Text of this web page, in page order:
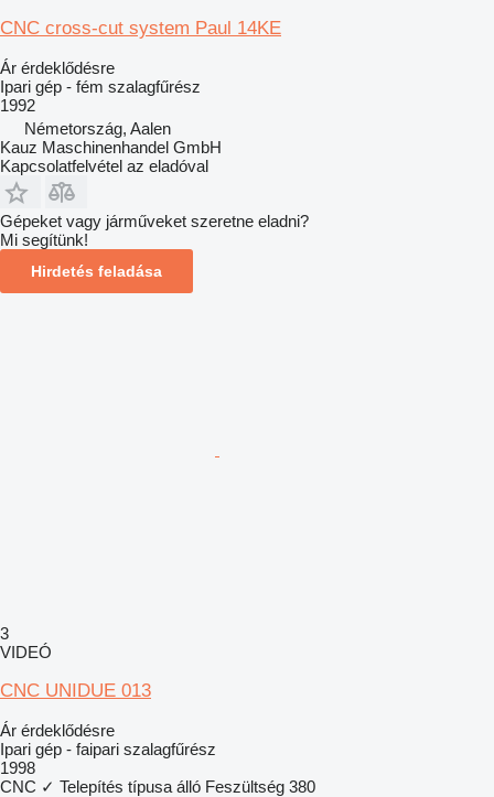
CNC cross-cut system Paul 14KE
Ár érdeklődésre
Ipari gép - fém szalagfűrész
1992
Németország, Aalen
Kauz Maschinenhandel GmbH
Kapcsolatfelvétel az eladóval
Gépeket vagy járműveket szeretne eladni?
Mi segítünk!
Hirdetés feladása
3
VIDEÓ
CNC UNIDUE 013
Ár érdeklődésre
Ipari gép - faipari szalagfűrész
1998
CNC ✓ Telepítés típusa álló Feszültség 380